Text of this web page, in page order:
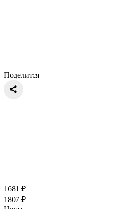
Поделится
1681 ₽
1807 ₽